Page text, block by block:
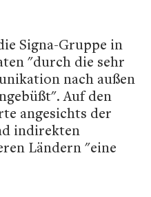
Signa-Gruppe in
"durch die sehr
nach außen
Auf den
angesichts der
indirekten
Ländern "eine